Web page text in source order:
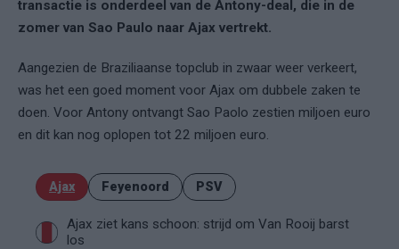
transactie is onderdeel van de Antony-deal, die in de
zomer van Sao Paulo naar Ajax vertrekt.
Aangezien de Braziliaanse topclub in zwaar weer verkeert,
was het een goed moment voor Ajax om dubbele zaken te
doen. Voor Antony ontvangt Sao Paolo zestien miljoen euro
en dit kan nog oplopen tot 22 miljoen euro.
Ajax Feyenoord PSV
Ajax ziet kans schoon: strijd om Van Rooij barst
los